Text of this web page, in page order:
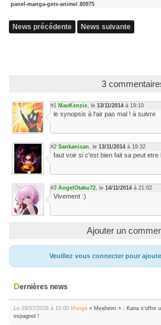
panel-manga-gets-anime/.80975
News précédente News suivante
3
#1 MacKenzie , le 13/11/2014 à 19:10
le synopsis à l'air pas mal ! à suivre
#2 Sankanisan , le 13/11/2014 à 19:32
faut voir si c'est bien fait sa peut etre
#3 AngelOtaku72 , le 14/11/2014 à 21:02
Vivement :)
Ajouter un
Veuillez vous connecter pour
Dernières news
Le 29/07/2026 à 10:00 Manga « Meaheim » : Kana s'offre
espagnol !